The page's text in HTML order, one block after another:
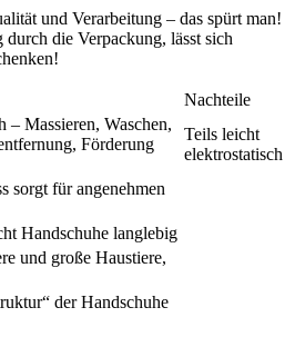
und Verarbeitung – das spürt man!
die Verpackung, lässt sich
Nachteile
– Massieren, Waschen,
Förderung
Teils leicht
elektrostatisch
sorgt für angenehmen
Handschuhe langlebig
und große Haustiere,
der Handschuhe